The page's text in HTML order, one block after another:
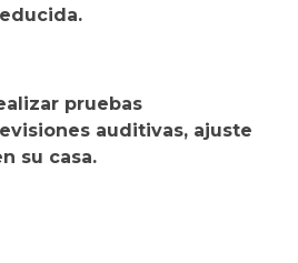
pruebas
auditivas, ajuste
su casa.